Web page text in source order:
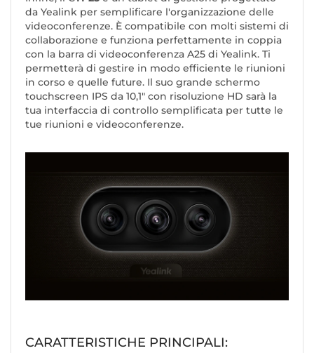
da Yealink per semplificare l'organizzazione delle
videoconferenze. È compatibile con molti sistemi di
collaborazione e funziona perfettamente in coppia
con la barra di videoconferenza A25 di Yealink. Ti
permetterà di gestire in modo efficiente le riunioni
in corso e quelle future. Il suo grande schermo
touchscreen IPS da 10,1" con risoluzione HD sarà la
tua interfaccia di controllo semplificata per tutte le
tue riunioni e videoconferenze.
CARATTERISTICHE PRINCIPALI: